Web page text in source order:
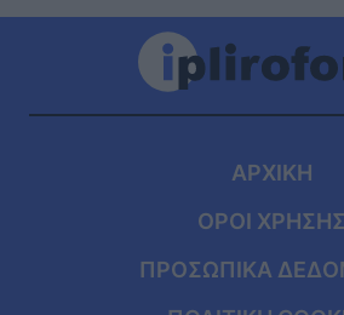
ΑΡΧΙΚΗ
ΟΡΟΙ ΧΡΗΣΗΣ
ΠΡΟΣΩΠΙΚΑ